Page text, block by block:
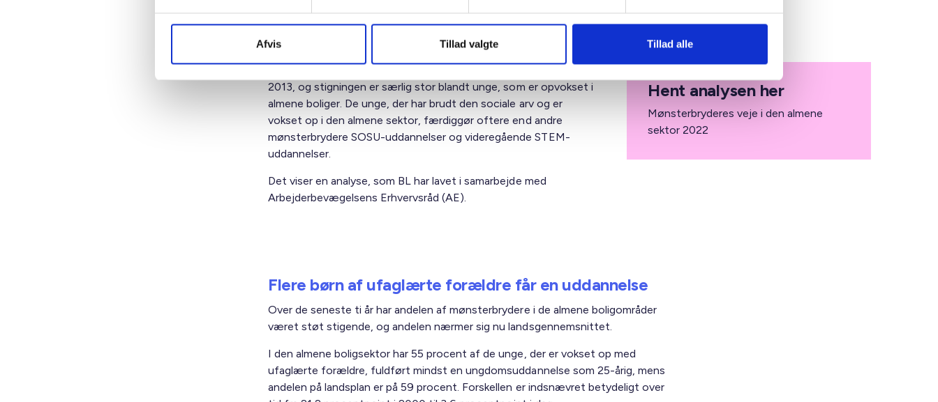
Afvis Tillad valgte Tillad alle
den ikke-almene sektor.
Hent analysen her
Mønsterbryderes veje i den almene
sektor 2022
2013, og stigningen er særlig stor blandt unge, som er opvokset i
almene boliger. De unge, der har brudt den sociale arv og er
vokset op i den almene sektor, færdiggør oftere end andre
mønsterbrydere SOSU-uddannelser og videregående STEM-
uddannelser.
Det viser en analyse, som BL har lavet i samarbejde med
Arbejderbevægelsens Erhvervsråd (AE).
Flere børn af ufaglærte forældre får en uddannelse
Over de seneste ti år har andelen af mønsterbrydere i de almene boligområder
været støt stigende, og andelen nærmer sig nu landsgennemsnittet.
I den almene boligsektor har 55 procent af de unge, der er vokset op med
ufaglærte forældre, fuldført mindst en ungdomsuddannelse som 25-årig, mens
andelen på landsplan er på 59 procent. Forskellen er indsnævret betydeligt over